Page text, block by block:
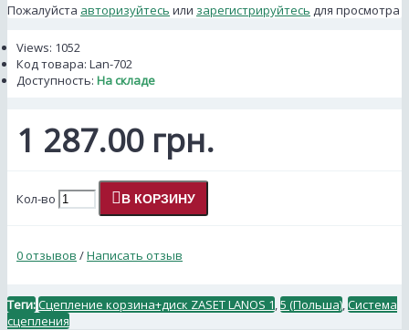
Пожалуйста авторизуйтесь или зарегистрируйтесь для просмотра
Views: 1052
Код товара: Lan-702
Доступность: На складе
1 287.00 грн.
Кол-во В КОРЗИНУ
0 отзывов /Написать отзыв
Теги:Сцепление корзина+диск ZASET LANOS 1 5 (Польша) Система
сцепления